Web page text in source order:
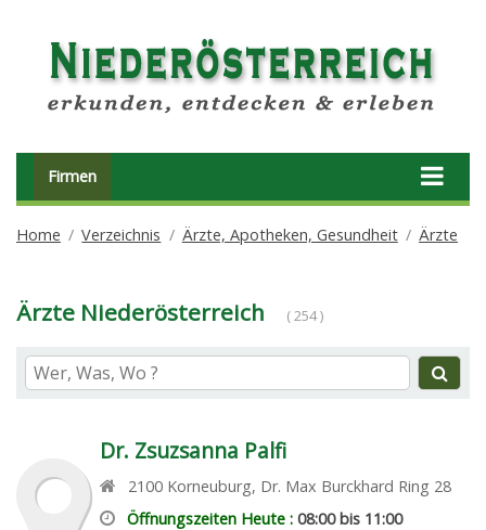
Firmen
Home Verzeichnis Ärzte, Apotheken, Gesundheit Ärzte
Ärzte Niederösterreich ( 254 )
Dr. Zsuzsanna Palfi
2100 Korneuburg, Dr. Max Burckhard Ring 28
Öffnungszeiten Heute :08:00 bis 11:00